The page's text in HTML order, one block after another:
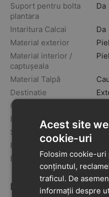
Suport pentru bolta
plantara
Da
Intaritura Calcai
Da
Material exterior
Material interior /
captușeala
Material Talpă
Destinatie
Grosimea tălpii
Inchidere
Sezon
Fabricat în
Brand
Descriere
Acest site
cookie-uri
Folosim cookie-
conținutul,
traficul. De
informații despre